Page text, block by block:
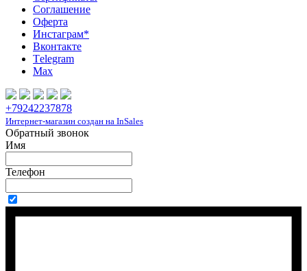
Соглашение
Оферта
Инcтаграм*
Вконтакте
Тelegram
Max
+79242237878
Интернет-магазин создан на InSales
Обратный звонок
Имя
Телефон